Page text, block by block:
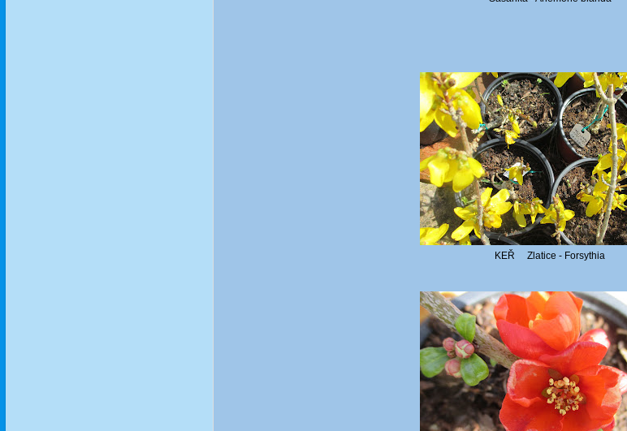
KEŘ Zlatice - Forsythia